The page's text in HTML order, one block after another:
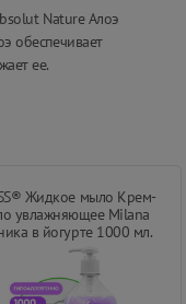
Nature Алоэ
обеспечивает
ее.
Жидкое мыло Крем-
увлажняющее Milana
в йогурте 1000 мл.